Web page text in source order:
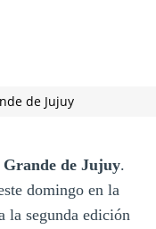
de Jujuy
Grande de Jujuy.
domingo en la
la segunda edición